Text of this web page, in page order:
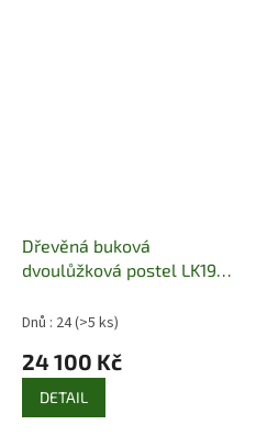
Dřevěná buková
dvoulůžková postel LK191
Dnů : 24(>5 ks)
24 100 Kč
DETAIL